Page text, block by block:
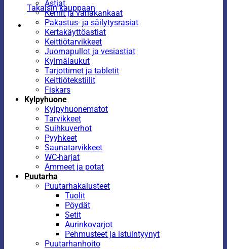
Takaisin kauppaan
Astiat
Kernit ja vahakankaat
Pakastus- ja säilytysrasiat
Kertakäyttöastiat
Keittiötarvikkeet
Juomapullot ja vesiastiat
Kylmälaukut
Tarjottimet ja tabletit
Keittiötekstiilit
Fiskars
Kylpyhuone
Kylpyhuonematot
Tarvikkeet
Suihkuverhot
Pyyhkeet
Saunatarvikkeet
WC-harjat
Ammeet ja potat
Puutarha
Puutarhakalusteet
Tuolit
Pöydät
Setit
Aurinkovarjot
Pehmusteet ja istuintyynyt
Puutarhanhoito